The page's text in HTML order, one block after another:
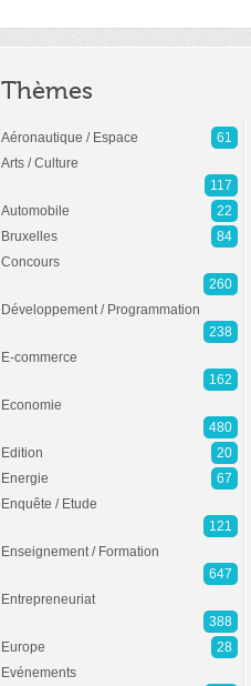
Thèmes
Aéronautique / Espace
61
Arts / Culture
117
Automobile
22
Bruxelles
84
Concours
260
Développement / Programmation
238
E-commerce
162
Economie
480
Edition
20
Energie
67
Enquête / Etude
121
Enseignement / Formation
647
Entrepreneuriat
388
Europe
28
Evénements